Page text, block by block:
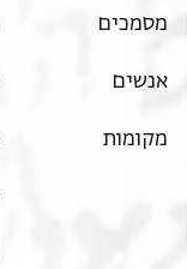
מסמכים
אנשים
מקומות